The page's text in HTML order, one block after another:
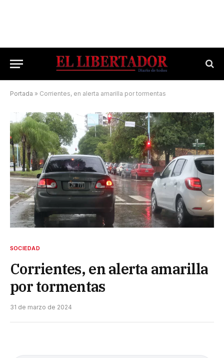
Portada » Corrientes, en alerta amarilla por tormentas
SOCIEDAD
Corrientes, en alerta amarilla
por tormentas
31 de marzo de 2024